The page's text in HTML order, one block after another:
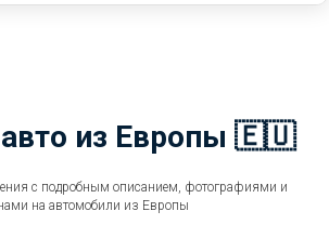
авто из Европы 🇪🇺
с подробным описанием, фотографиями и
на автомобили из Европы